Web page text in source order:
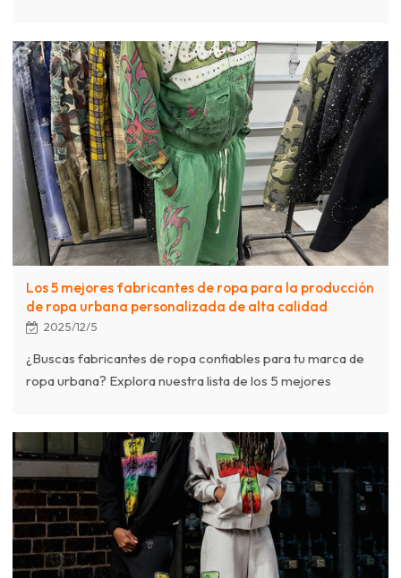
guía compara a los mejores proveedores para ayudarte a
construir una línea de ropa exitosa. Descubre por qué
Chanjoye es la opción preferida para la moda urbana
premium.
Los 5 mejores fabricantes de ropa para la producción
de ropa urbana personalizada de alta calidad
2025/12/5
¿Buscas fabricantes de ropa confiables para tu marca de
ropa urbana? Explora nuestra lista de los 5 mejores